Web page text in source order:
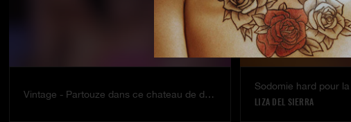
Vintage - Partouze dans ce chateau de dames
LIZA DEL SIERRA